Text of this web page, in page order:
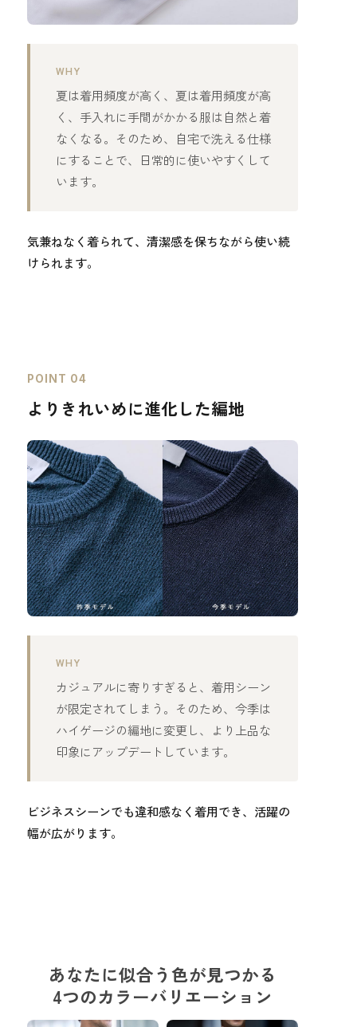
WHY
夏は着用頻度が高く、夏は着用頻度が高
く、手入れに手間がかかる服は自然と着
なくなる。そのため、自宅で洗える仕様
にすることで、日常的に使いやすくして
います。
気兼ねなく着られて、清潔感を保ちながら使い続
けられます。
POINT 04
よりきれいめに進化した編地
WHY
カジュアルに寄りすぎると、着用シーン
が限定されてしまう。そのため、今季は
ハイゲージの編地に変更し、より上品な
印象にアップデートしています。
ビジネスシーンでも違和感なく着用でき、活躍の
幅が広がります。
あなたに似合う色が見つかる
4つのカラーバリエーション